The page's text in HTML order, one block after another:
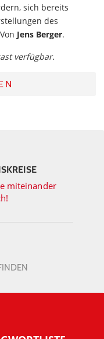
sich bereits
des
Jens Berger.
verfügbar.
miteinander